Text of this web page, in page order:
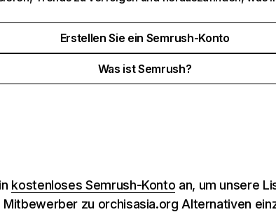
Erstellen Sie ein Semrush-Konto
Was ist Semrush?
kostenloses Semrush-Konto an, um unsere
zu orchisasia.org Alternativen